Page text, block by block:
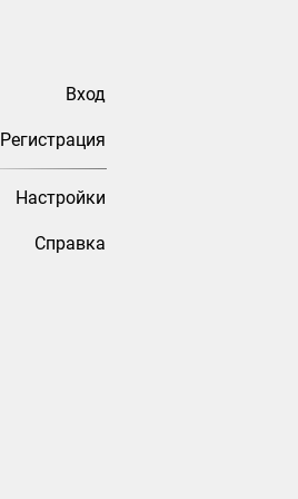
Вход
Регистрация
Настройки
Справка